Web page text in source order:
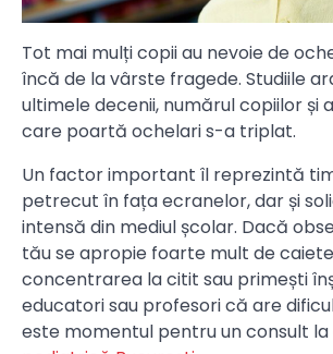
Tot mai mulți copii au nevoie de
încă de la vârste fragede. Studiile
ultimele decenii, numărul copiilor și
care poartă ochelari s-a triplat.
Un factor important îl reprezintă
petrecut în fața ecranelor, dar și
intensă din mediul școlar. Dacă
tău se apropie foarte mult de
concentrarea la citit sau primești
educatori sau profesori că are
este momentul pentru un consult la